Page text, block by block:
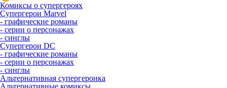
Комиксы о супергероях
Супергерои Marvel
- графические романы
- серии о персонажах
- синглы
Супергерои DC
- графические романы
- серии о персонажах
- синглы
Альтернативная супергероика
Альтернативные комиксы